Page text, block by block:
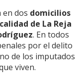
dos domicilios
de La Reja
. En todos
por el delito
de los imputados
viven.